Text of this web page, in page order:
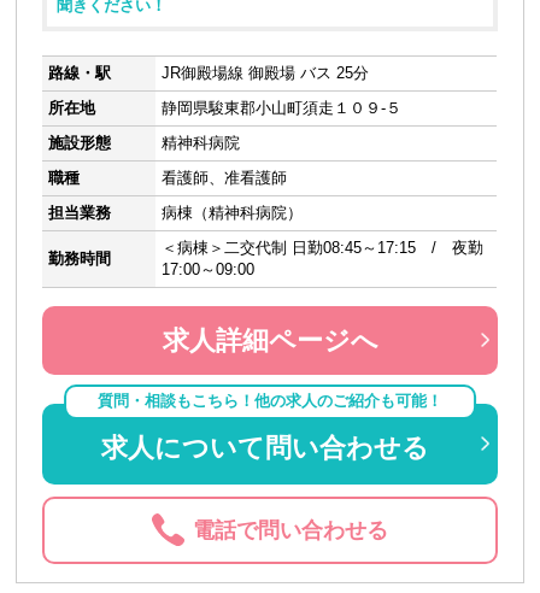
聞きください！
路線・駅
JR御殿場線 御殿場 バス 25分
所在地
静岡県駿東郡小山町須走１０９-５
施設形態
精神科病院
職種
看護師、准看護師
担当業務
病棟（精神科病院）
勤務時間
＜病棟＞二交代制 日勤08:45～17:15 / 夜勤
17:00～09:00
求人詳細ページへ
質問・相談もこちら！他の求人のご紹介も可能！
求人について問い合わせる
電話で問い合わせる